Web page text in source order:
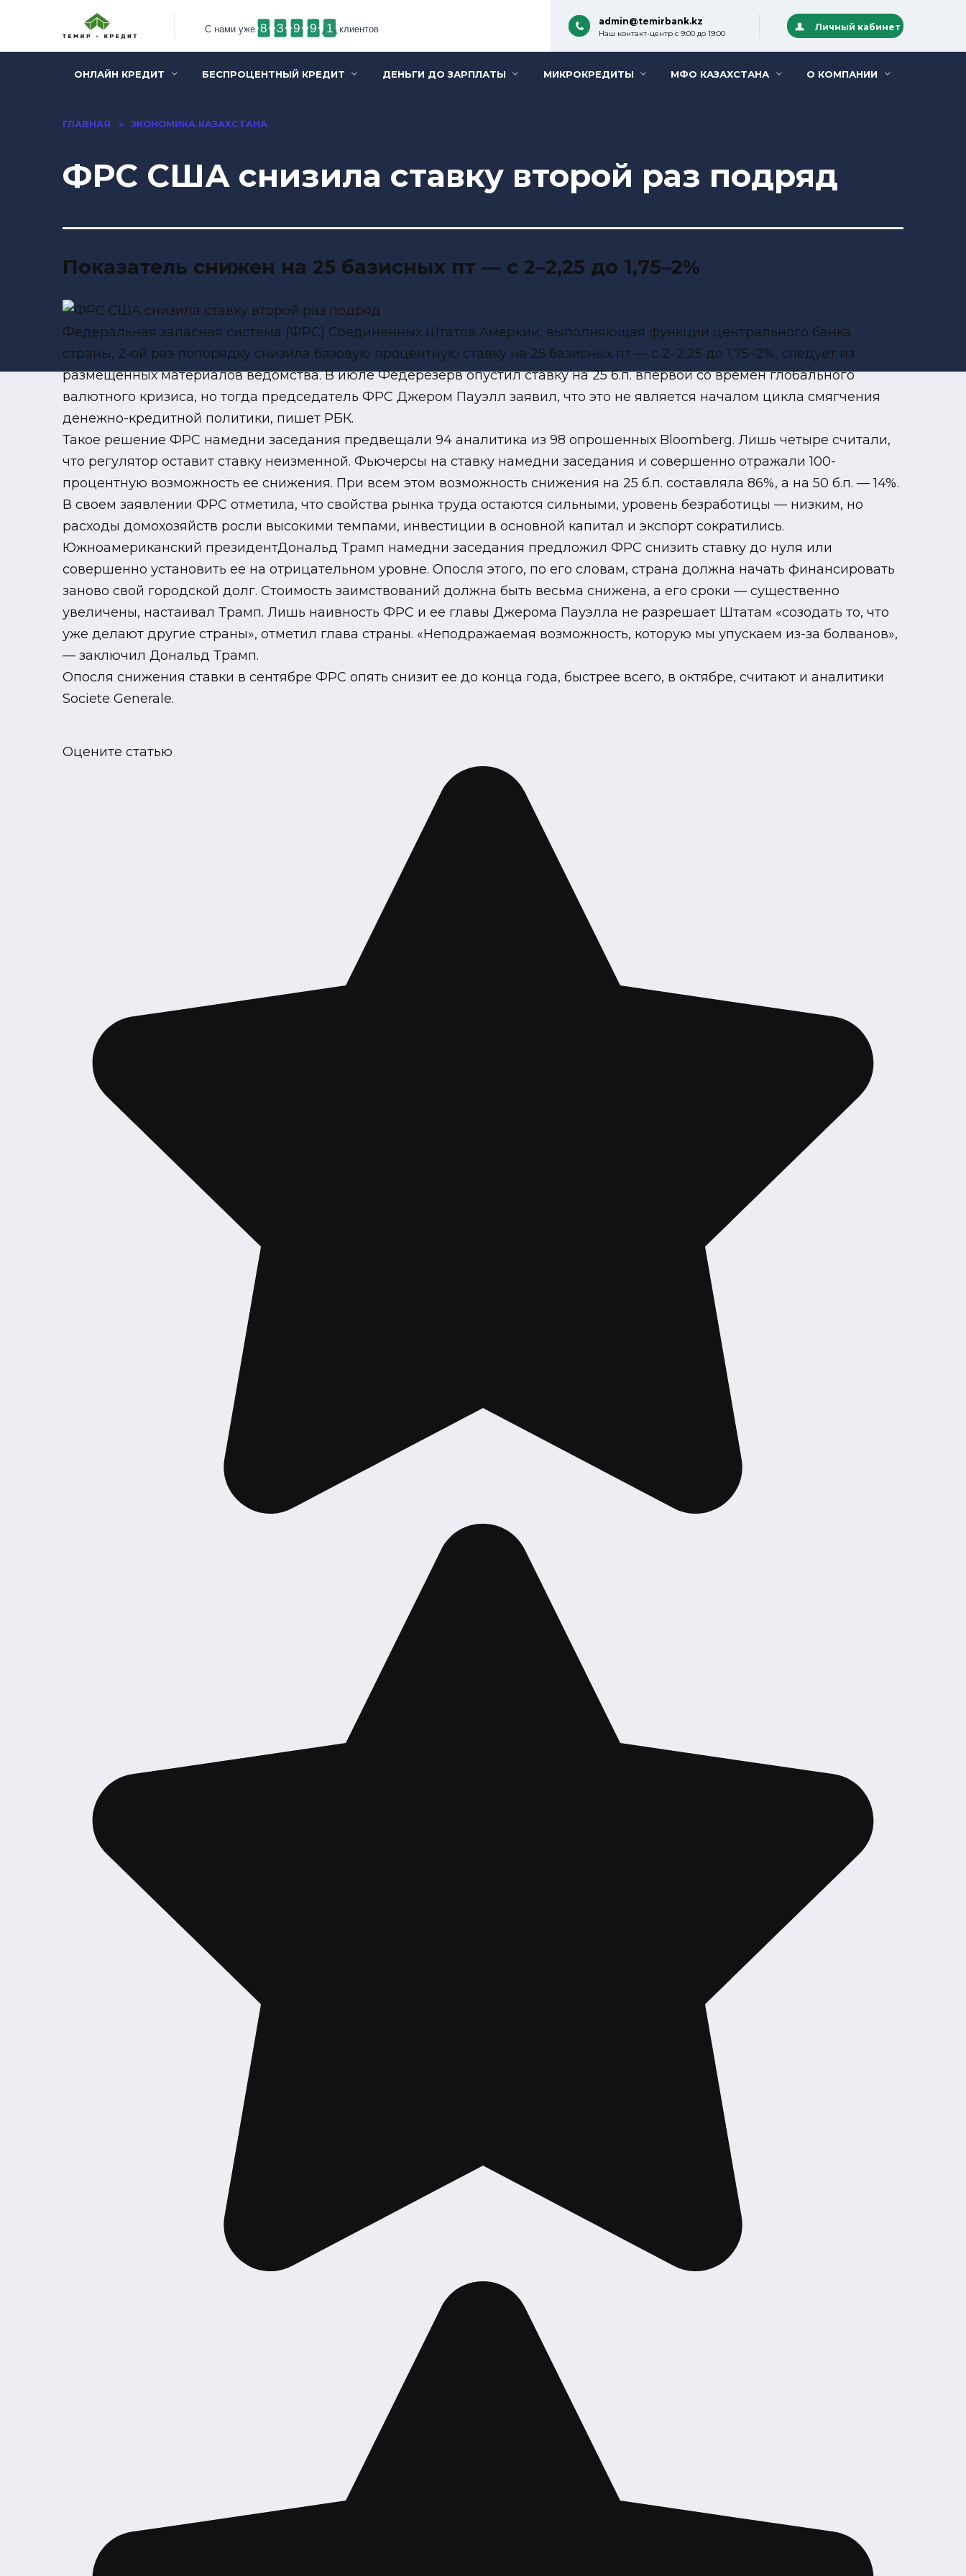
С нами уже 8 3 9 9 1 клиентов
admin@temirbank.kz
Наш контакт-центр с 9:00 до 19:00
Личный кабинет
ОНЛАЙН КРЕДИТ БЕСПРОЦЕНТНЫЙ КРЕДИТ ДЕНЬГИ ДО ЗАРПЛАТЫ МИКРОКРЕДИТЫ МФО КАЗАХСТАНА О КОМПАНИИ
ГЛАВНАЯ » ЭКОНОМИКА КАЗАХСТАНА
ФРС США снизила ставку второй раз подряд
Показатель снижен на 25 базисных пт — с 2–2,25 до 1,75–2%
Федеральная запасная система (ФРС) Соединенных Штатов Амеркии, выполняющая функции центрального банка
страны, 2-ой раз попорядку снизила базовую процентную ставку на 25 базисных пт — с 2–2,25 до 1,75–2%, следует из
размещенных материалов ведомства. В июле Федерезерв опустил ставку на 25 б.п. впервой со времен глобального
валютного кризиса, но тогда председатель ФРС Джером Пауэлл заявил, что это не является началом цикла смягчения
денежно-кредитной политики, пишет РБК.
Такое решение ФРС намедни заседания предвещали 94 аналитика из 98 опрошенных Bloomberg. Лишь четыре считали,
что регулятор оставит ставку неизменной. Фьючерсы на ставку намедни заседания и совершенно отражали 100-
процентную возможность ее снижения. При всем этом возможность снижения на 25 б.п. составляла 86%, а на 50 б.п. — 14%.
В своем заявлении ФРС отметила, что свойства рынка труда остаются сильными, уровень безработицы — низким, но
расходы домохозяйств росли высокими темпами, инвестиции в основной капитал и экспорт сократились.
Южноамериканский президентДональд Трамп намедни заседания предложил ФРС снизить ставку до нуля или
совершенно установить ее на отрицательном уровне. Опосля этого, по его словам, страна должна начать финансировать
заново свой городской долг. Стоимость заимствований должна быть весьма снижена, а его сроки — существенно
увеличены, настаивал Трамп. Лишь наивность ФРС и ее главы Джерома Пауэлла не разрешает Штатам «созодать то, что
уже делают другие страны», отметил глава страны. «Неподражаемая возможность, которую мы упускаем из-за болванов»,
— заключил Дональд Трамп.
Опосля снижения ставки в сентябре ФРС опять снизит ее до конца года, быстрее всего, в октябре, считают и аналитики
Societe Generale.
Оцените статью